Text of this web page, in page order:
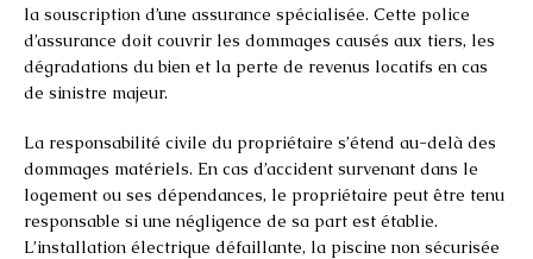
la souscription d’une assurance spécialisée. Cette police
d’assurance doit couvrir les dommages causés aux tiers, les
dégradations du bien et la perte de revenus locatifs en cas
de sinistre majeur.
La responsabilité civile du propriétaire s’étend au-delà des
dommages matériels. En cas d’accident survenant dans le
logement ou ses dépendances, le propriétaire peut être tenu
responsable si une négligence de sa part est établie.
L’installation électrique défaillante, la piscine non sécurisée